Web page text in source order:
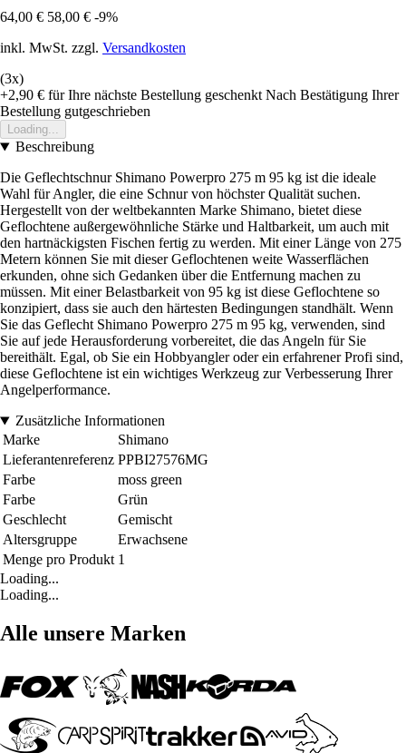
64,00 € 58,00 € -9%
inkl. MwSt. zzgl. Versandkosten
(3x)
+2,90 € für Ihre nächste Bestellung geschenkt Nach Bestätigung Ihrer
Bestellung gutgeschrieben
Loading...
Beschreibung
Die Geflechtschnur Shimano Powerpro 275 m 95 kg ist die ideale
Wahl für Angler, die eine Schnur von höchster Qualität suchen.
Hergestellt von der weltbekannten Marke Shimano, bietet diese
Geflochtene außergewöhnliche Stärke und Haltbarkeit, um auch mit
den hartnäckigsten Fischen fertig zu werden. Mit einer Länge von 275
Metern können Sie mit dieser Geflochtenen weite Wasserflächen
erkunden, ohne sich Gedanken über die Entfernung machen zu
müssen. Mit einer Belastbarkeit von 95 kg ist diese Geflochtene so
konzipiert, dass sie auch den härtesten Bedingungen standhält. Wenn
Sie das Geflecht Shimano Powerpro 275 m 95 kg, verwenden, sind
Sie auf jede Herausforderung vorbereitet, die das Angeln für Sie
bereithält. Egal, ob Sie ein Hobbyangler oder ein erfahrener Profi sind,
diese Geflochtene ist ein wichtiges Werkzeug zur Verbesserung Ihrer
Angelperformance.
Zusätzliche Informationen
Marke
Shimano
Lieferantenreferenz PPBI27576MG
Farbe
moss green
Farbe
Grün
Geschlecht
Gemischt
Altersgruppe
Erwachsene
Menge pro Produkt 1
Loading...
Loading...
Alle unsere Marken